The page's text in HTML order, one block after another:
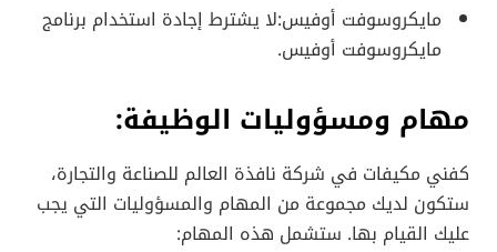
مايكروسوفت أوفيس:لا يشترط إجادة استخدام برنامج
مايكروسوفت أوفيس.
مهام ومسؤوليات الوظيفة:
كفني مكيفات في شركة نافذة العالم للصناعة والتجارة،
ستكون لديك مجموعة من المهام والمسؤوليات التي يجب
عليك القيام بها. ستشمل هذه المهام: